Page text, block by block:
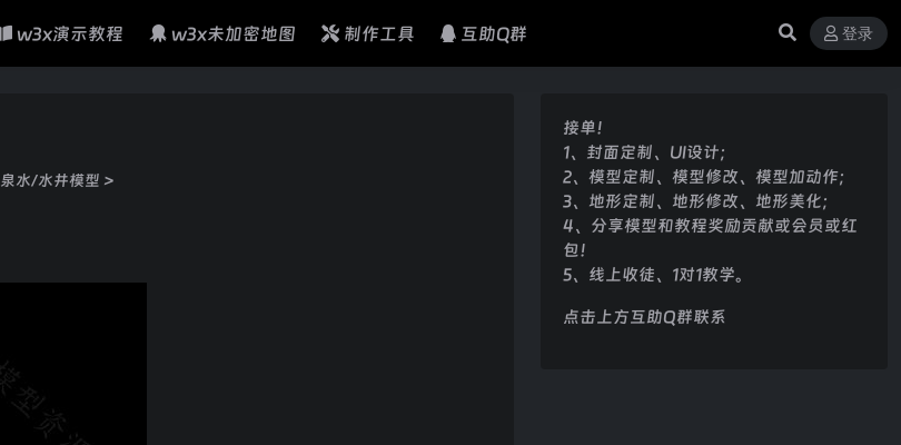
w3x演示教程 w3x未加密地图 制作工具 互助Q群 登录
泉水/水井模型 >
接单！
1、封面定制、UI设计；
2、模型定制、模型修改、模型加动作；
3、地形定制、地形修改、地形美化；
4、分享模型和教程奖励贡献或会员或红
包！
5、线上收徒、1对1教学。
点击上方互助Q群联系